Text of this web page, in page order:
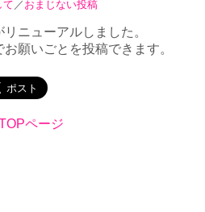
て ／ おまじない投稿
ニューアルしました。
お願いごとを投稿できます。
ページ